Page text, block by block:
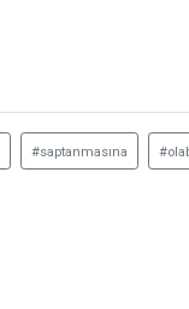
#saptanmasına